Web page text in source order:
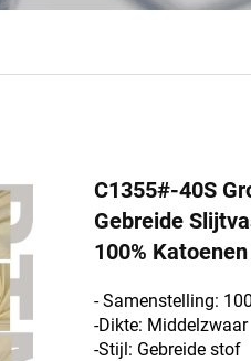
C1355#-40S
Gebreide
100%
- Samenstelling:
-Dikte: Middelzwaar
-Stijl: Gebreide stof